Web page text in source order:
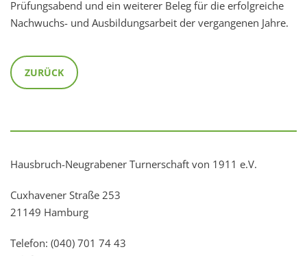
Prüfungsabend und ein weiterer Beleg für die erfolgreiche
Nachwuchs- und Ausbildungsarbeit der vergangenen Jahre.
ZURÜCK
Hausbruch-Neugrabener Turnerschaft von 1911 e.V.
Cuxhavener Straße 253
21149 Hamburg
Telefon: (040) 701 74 43